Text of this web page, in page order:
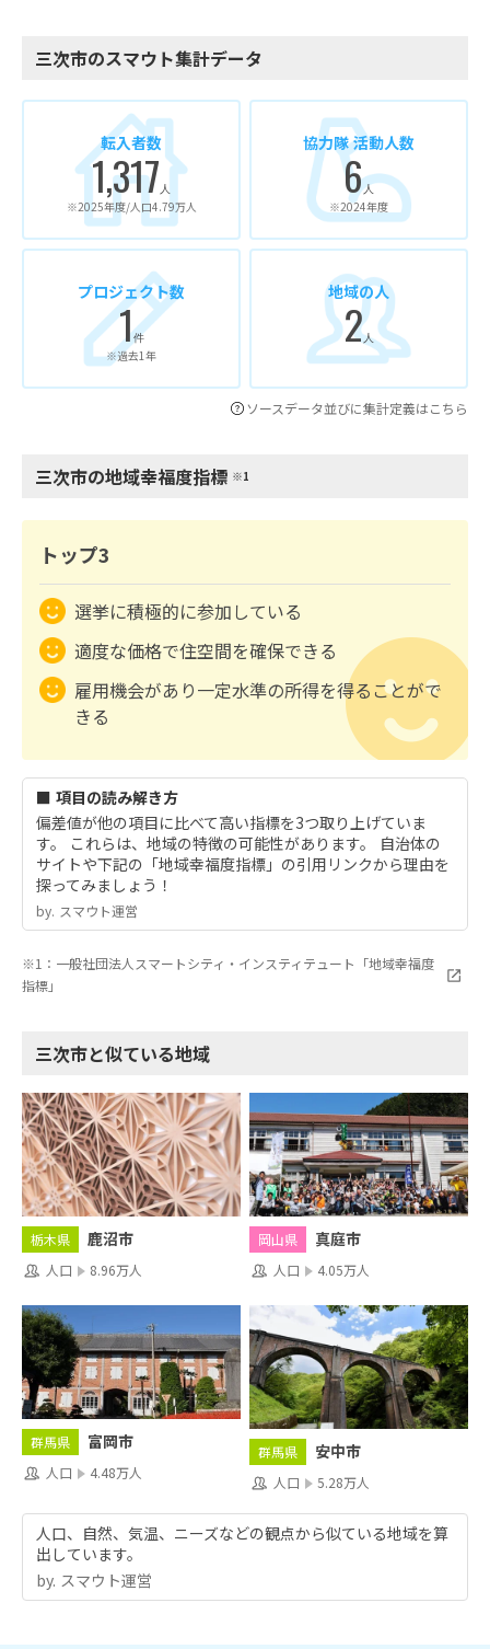
三次市のスマウト集計データ
転入者数
1,317 人
※2025年度/人口4.79万人
協力隊 活動人数
6人
※2024年度
プロジェクト数
1件
※過去1年
地域の人
2人
ソースデータ並びに集計定義はこちら
三次市の地域幸福度指標 ※1
トップ3
選挙に積極的に参加している
適度な価格で住空間を確保できる
雇用機会があり一定水準の所得を得ることがで
きる
■ 項目の読み解き方
偏差値が他の項目に比べて高い指標を3つ取り上げていま
す。 これらは、地域の特徴の可能性があります。 自治体の
サイトや下記の「地域幸福度指標」の引用リンクから理由を
探ってみましょう！
by.︎ スマウト運営
※1：一般社団法人スマートシティ・インスティテュート「地域幸福度
指標」
三次市と似ている地域
栃木県 鹿沼市
人口 8.96万人
岡山県 真庭市
人口 4.05万人
群馬県 富岡市
人口 4.48万人
群馬県 安中市
人口 5.28万人
人口、自然、気温、ニーズなどの観点から似ている地域を算
出しています。
by.︎ スマウト運営